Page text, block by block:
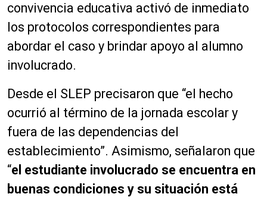
convivencia educativa activó de inmediato
los protocolos correspondientes para
abordar el caso y brindar apoyo al alumno
involucrado.
Desde el SLEP precisaron que “el hecho
ocurrió al término de la jornada escolar y
fuera de las dependencias del
establecimiento”. Asimismo, señalaron que
“el estudiante involucrado se encuentra en
buenas condiciones y su situación está